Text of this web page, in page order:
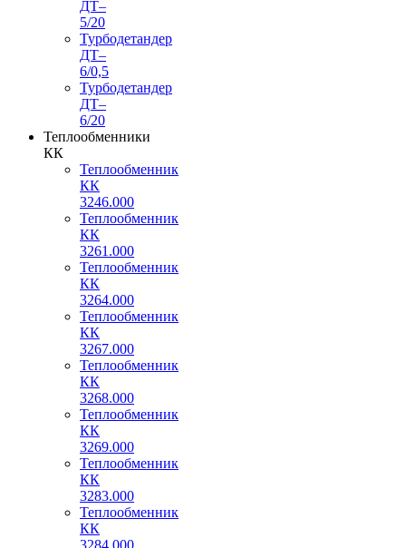
ДТ–
5/20
Турбодетандер
ДТ–
6/0,5
Турбодетандер
ДТ–
6/20
Теплообменники
КК
Теплообменник
КК
3246.000
Теплообменник
КК
3261.000
Теплообменник
КК
3264.000
Теплообменник
КК
3267.000
Теплообменник
КК
3268.000
Теплообменник
КК
3269.000
Теплообменник
КК
3283.000
Теплообменник
КК
3284.000